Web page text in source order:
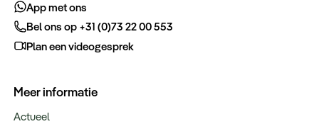
App met ons
Bel ons op +31 (0)73 22 00 553
Plan een videogesprek
Meer informatie
Actueel